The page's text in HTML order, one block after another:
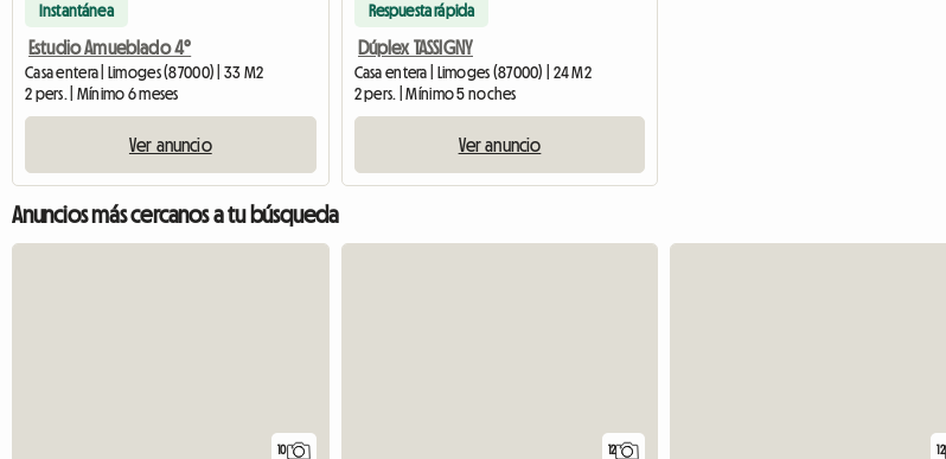
Instantánea
Estudio Amueblado 4°
Casa entera | Limoges (87000) | 33 M2
2 pers. | Mínimo 6 meses
Ver anuncio
Respuesta rápida
Dúplex TASSIGNY
Casa entera | Limoges (87000) | 24 M2
2 pers. | Mínimo 5 noches
Ver anuncio
Anuncios más cercanos a tu búsqueda
10 12 12